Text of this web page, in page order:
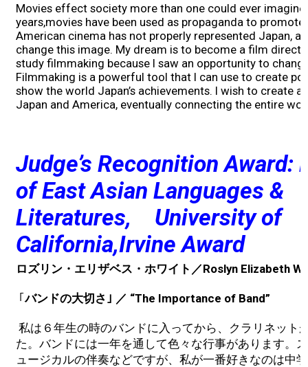
Movies effect society more than one could ever
years,movies have been used as propaganda to
American cinema has not properly represented Japan,
change this image. My dream is to become a film
study filmmaking because I saw an opportunity to
Filmmaking is a powerful tool that I can use to create
show the world Japan’s achievements. I wish to create
Japan and America, eventually connecting the entire
Judge’s Recognition Award:
of East Asian Languages &
Literatures, University of
California,Irvine Award
ロズリン・エリザベス・ホワイト／Roslyn Elizabeth
｢バンドの大切さ｣ ／ “The Importance of Band”
私は６年生の時のバンドに入ってから、クラリネット
た。バンドには一年を通して色々な行事があります。
ュージカルの伴奏などですが、私が一番好きなのは中